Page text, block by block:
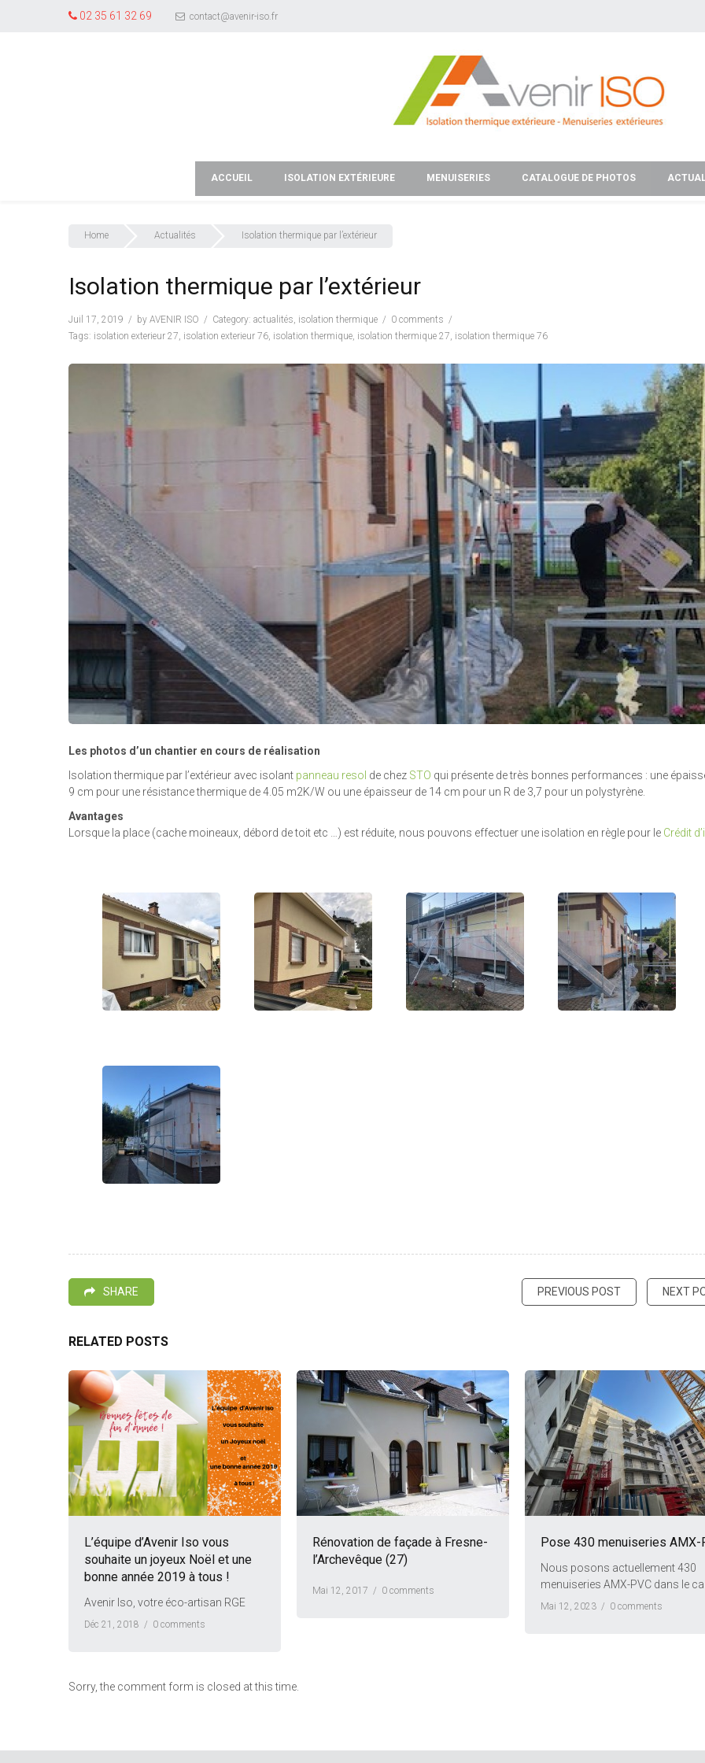
02 35 61 32 69 contact@avenir-iso.fr
ACCUEIL ISOLATION EXTÉRIEURE MENUISERIES CATALOGUE DE PHOTOS
Home Actualités Isolation thermique par l’extérieur
Isolation thermique par l’extérieur
Juil 17, 2019 by AVENIR ISO Category: actualités, isolation thermique
0 comments
Tags: isolation exterieur 27, isolation exterieur 76, isolation thermique, isolation thermique 27, isolation thermique 76
Les photos d’un chantier en cours de réalisation
Isolation thermique par l’extérieur avec isolant panneau resol de chez STO qui présente de très bonnes performances : une
9 cm pour une résistance thermique de 4.05 m2K/W ou une épaisseur de 14 cm pour un R de 3,7 pour un polystyrène.
Avantages
Lorsque la place (cache moineaux, débord de toit etc …) est réduite, nous pouvons effectuer une isolation en règle pour le Crédit
SHARE PREVIOUS POST NEXT
RELATED POSTS
L’équipe d’Avenir Iso vous
souhaite un joyeux Noël et une
bonne année 2019 à tous !
Avenir Iso, votre éco-artisan RGE
Déc 21, 2018 / 0 comments
Rénovation de façade à Fresne-
l’Archevêque (27)
Mai 12, 2017 / 0 comments
Pose 430 menuiseries AMX-
Nous posons actuellement 430
menuiseries AMX-PVC dans le
Mai 12, 2023 / 0 comments
Sorry, the comment form is closed at this time.